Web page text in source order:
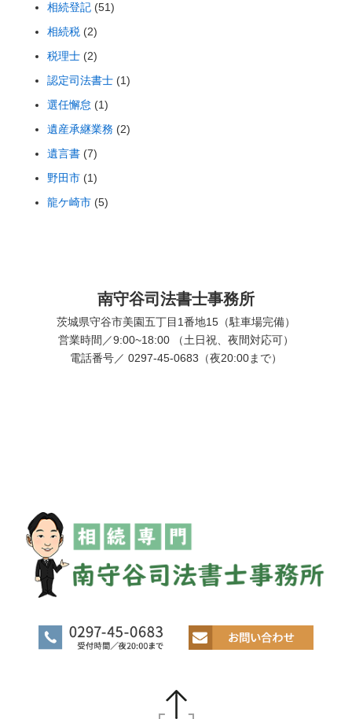
相続登記 (51)
相続税 (2)
税理士 (2)
認定司法書士 (1)
選任懈怠 (1)
遺産承継業務 (2)
遺言書 (7)
野田市 (1)
龍ケ崎市 (5)
南守谷司法書士事務所
茨城県守谷市美園五丁目1番地15（駐車場完備）
営業時間／9:00~18:00 （土日祝、夜間対応可）
電話番号／ 0297-45-0683（夜20:00まで）